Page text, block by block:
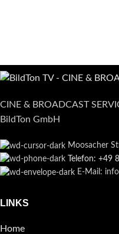
CINE & BROADCAST
BildTon GmbH
Moosacher
Telefon: +49
E-Mail:
LINKS
Home